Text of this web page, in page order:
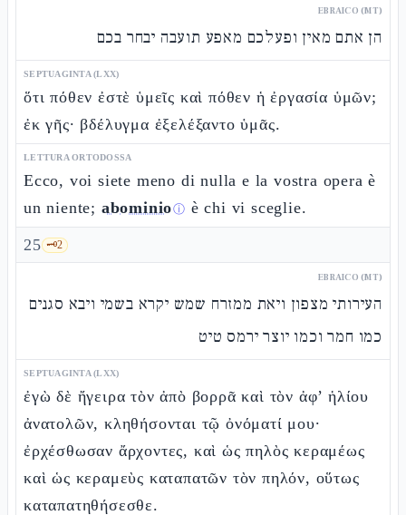
EBRAICO (MT)
הן אתם מאין ופעלכם מאפע תועבה יבחר בכם
SEPTUAGINTA (LXX)
ὅτι πόθεν ἐστὲ ὑμεῖς καὶ πόθεν ἡ ἐργασία ὑμῶν;
ἐκ γῆς· βδέλυγμα ἐξελέξαντο ὑμᾶς.
LETTURA ORTODOSSA
Ecco, voi siete meno di nulla e la vostra opera è
un niente; abominioⓘ è chi vi sceglie.
25 🗝️2
EBRAICO (MT)
העירותי מצפון ויאת ממזרח שמש יקרא בשמי ויבא סגנים
כמו חמר וכמו יוצר ירמס טיט
SEPTUAGINTA (LXX)
ἐγὼ δὲ ἤγειρα τὸν ἀπὸ βορρᾶ καὶ τὸν ἀφ’ ἡλίου
ἀνατολῶν, κληθήσονται τῷ ὀνόματί μου·
ἐρχέσθωσαν ἄρχοντες, καὶ ὡς πηλὸς κεραμέως
καὶ ὡς κεραμεὺς καταπατῶν τὸν πηλόν, οὕτως
καταπατηθήσεσθε.